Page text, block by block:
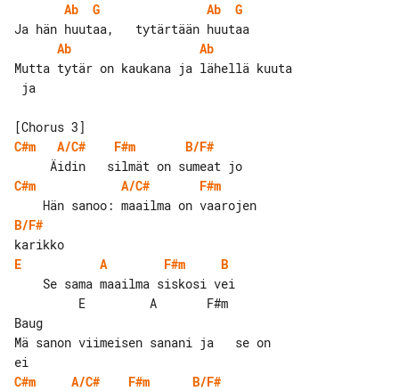
Ab G Ab
G
Ab
Ab
Mutta tytär on kaukana ja lähellä kuuta
C#m
A/C# F#m
B/F#
C#m
A/C#
F#m
B/F#
E
A F#m
B
Baug
Mä sanon viimeisen sanani ja   se on
C#m
A/C# F#m
B/F#